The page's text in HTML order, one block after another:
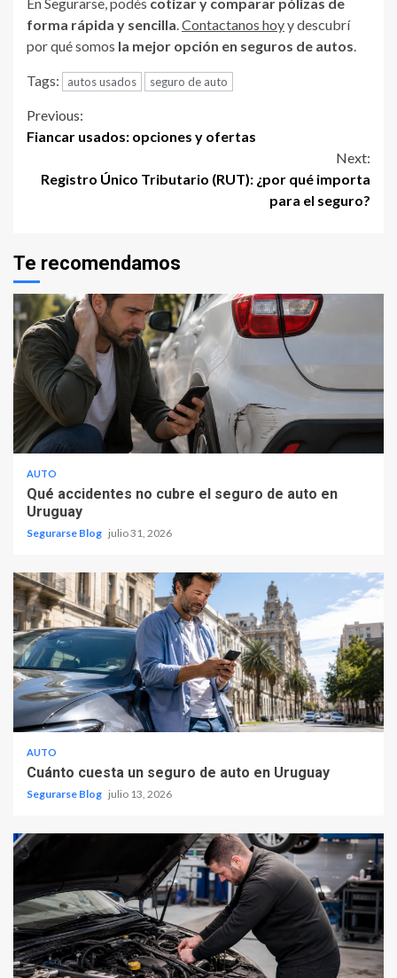
forma rápida y sencilla.Contactanos hoyy descubrí
por qué somos la mejor opción en seguros de autos.
Tags: autos usados seguro de auto
Continue
Previous:
Fiancar usados: opciones y ofertas
Next:
Registro Único Tributario (RUT): ¿por qué importa
para el seguro?
Te recomendamos
AUTO
Qué accidentes no cubre el seguro de auto en
Uruguay
Segurarse Blog julio 31, 2026
AUTO
Cuánto cuesta un seguro de auto en Uruguay
Segurarse Blog julio 13, 2026